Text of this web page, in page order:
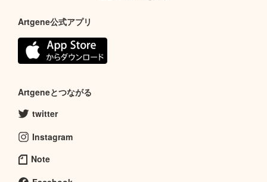
Artgene公式アプリ
Artgeneとつながる
twitter
Instagram
Note